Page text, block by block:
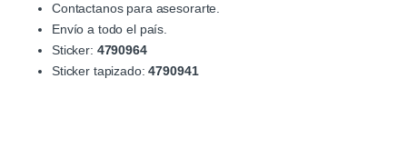
Contactanos para asesorarte.
Envío a todo el país.
Sticker: 4790964
Sticker tapizado:4790941